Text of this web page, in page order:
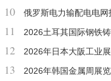
10 俄罗斯电力输配电电网
11
2026土耳其国际钢铁
术、机械及产品展览会
12 2026年日本大阪工业展
13 2026年韩国金属周展